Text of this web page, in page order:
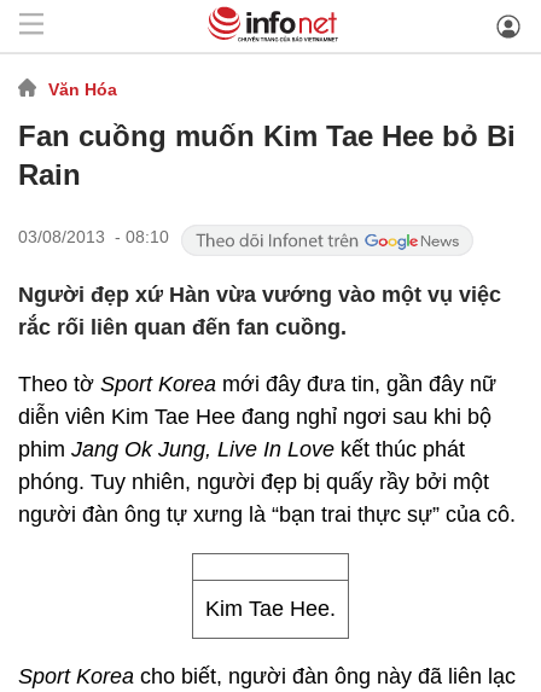
Văn Hóa
Fan cuồng muốn Kim Tae Hee bỏ Bi
Rain
03/08/2013 - 08:10
Người đẹp xứ Hàn vừa vướng vào một vụ việc
rắc rối liên quan đến fan cuồng.
Theo tờ Sport Korea mới đây đưa tin, gần đây nữ
diễn viên Kim Tae Hee đang nghỉ ngơi sau khi bộ
phim Jang Ok Jung, Live In Love kết thúc phát
phóng. Tuy nhiên, người đẹp bị quấy rầy bởi một
người đàn ông tự xưng là “bạn trai thực sự” của cô.
Kim Tae Hee.
Sport Korea cho biết, người đàn ông này đã liên lạc